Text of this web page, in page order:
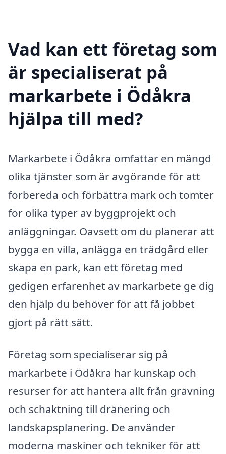
Vad kan ett företag som
är specialiserat på
markarbete i Ödåkra
hjälpa till med?
Markarbete i Ödåkra omfattar en mängd
olika tjänster som är avgörande för att
förbereda och förbättra mark och tomter
för olika typer av byggprojekt och
anläggningar. Oavsett om du planerar att
bygga en villa, anlägga en trädgård eller
skapa en park, kan ett företag med
gedigen erfarenhet av markarbete ge dig
den hjälp du behöver för att få jobbet
gjort på rätt sätt.
Företag som specialiserar sig på
markarbete i Ödåkra har kunskap och
resurser för att hantera allt från grävning
och schaktning till dränering och
landskapsplanering. De använder
moderna maskiner och tekniker för att